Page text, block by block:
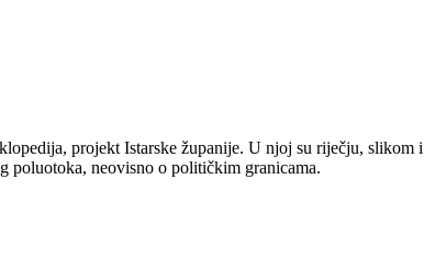
projekt Istarske županije. U njoj su riječju,
poluotoka, neovisno o političkim granicama.